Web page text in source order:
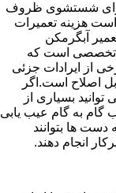
شستشوی ظروف
هزینه تعمیرات
آبگرمکن
تخصصی است که
از ایرادات جزئی
اصلاح است.اگر
بسیاری از
گام به گام عیب یابی
ها بتوانند
انجام دهند.